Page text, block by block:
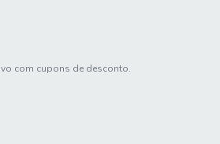
com cupons de desconto.